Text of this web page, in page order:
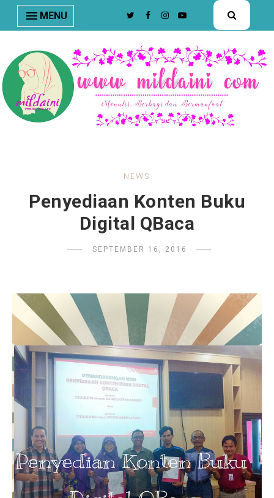
nav#menunav { border-bottom: 1px solid #e8e8e8; }
MENU
NEWS
Penyediaan Konten Buku
Digital QBaca
SEPTEMBER 16, 2016